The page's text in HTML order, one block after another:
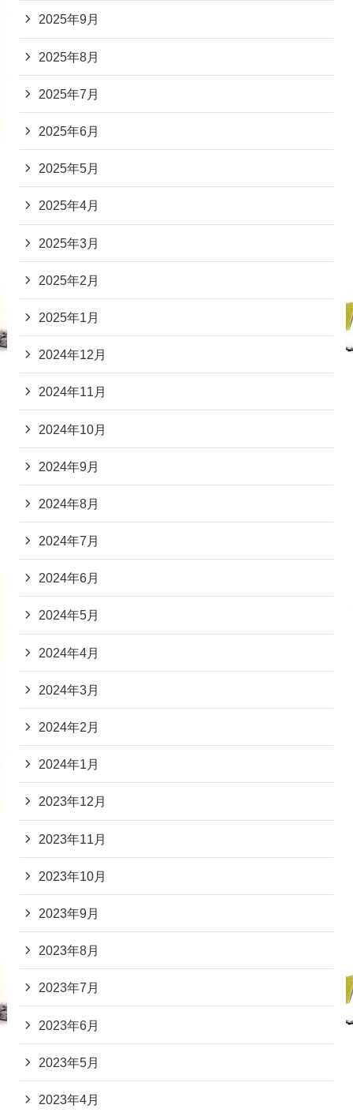
2025年9月
2025年8月
2025年7月
2025年6月
2025年5月
2025年4月
2025年3月
2025年2月
2025年1月
2024年12月
2024年11月
2024年10月
2024年9月
2024年8月
2024年7月
2024年6月
2024年5月
2024年4月
2024年3月
2024年2月
2024年1月
2023年12月
2023年11月
2023年10月
2023年9月
2023年8月
2023年7月
2023年6月
2023年5月
2023年4月